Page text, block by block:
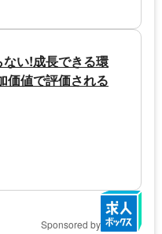
い!成長できる環
価値で評価される
Sponsored by